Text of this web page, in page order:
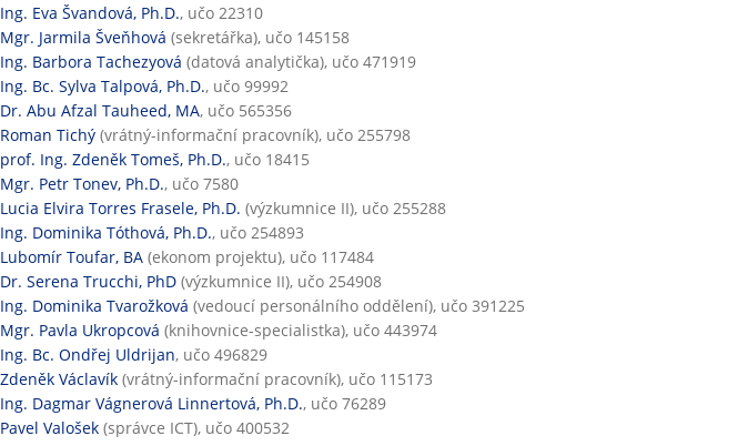
Ing. Eva Švandová, Ph.D., učo 22310
Mgr. Jarmila Šveňhová (sekretářka), učo 145158
Ing. Barbora Tachezyová (datová analytička), učo 471919
Ing. Bc. Sylva Talpová, Ph.D., učo 99992
Dr. Abu Afzal Tauheed, MA, učo 565356
Roman Tichý (vrátný-informační pracovník), učo 255798
prof. Ing. Zdeněk Tomeš, Ph.D., učo 18415
Mgr. Petr Tonev, Ph.D., učo 7580
Lucia Elvira Torres Frasele, Ph.D. (výzkumnice II), učo 255288
Ing. Dominika Tóthová, Ph.D., učo 254893
Lubomír Toufar, BA (ekonom projektu), učo 117484
Dr. Serena Trucchi, PhD (výzkumnice II), učo 254908
Ing. Dominika Tvarožková (vedoucí personálního oddělení), učo 391225
Mgr. Pavla Ukropcová (knihovnice-specialistka), učo 443974
Ing. Bc. Ondřej Uldrijan, učo 496829
Zdeněk Václavík (vrátný-informační pracovník), učo 115173
Ing. Dagmar Vágnerová Linnertová, Ph.D., učo 76289
Pavel Valošek (správce ICT), učo 400532